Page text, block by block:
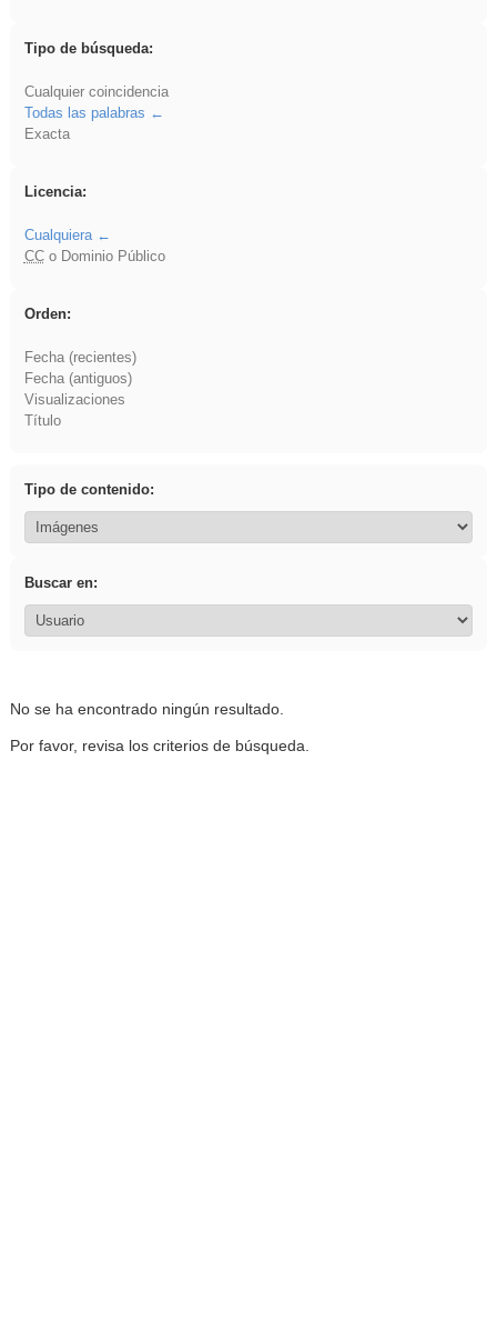
Tipo de búsqueda:
Cualquier coincidencia
Todas las palabras
Exacta
Licencia:
Cualquiera
CCo Dominio Público
Orden:
Fecha (recientes)
Fecha (antiguos)
Visualizaciones
Título
Tipo de contenido:
Buscar en:
No se ha encontrado ningún resultado.
Por favor, revisa los criterios de búsqueda.